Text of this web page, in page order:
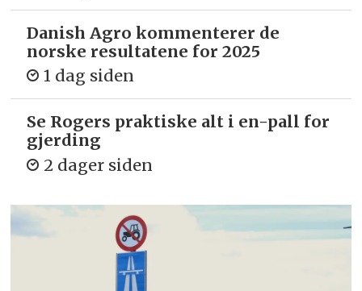
Danish Agro kommenterer de
norske resultatene for 2025
1 dag siden
Se Rogers praktiske alt i en-pall for
gjerding
2 dager siden